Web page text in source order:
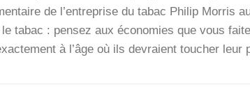
de l’en­tre­prise du tabac Phi­lip Mor­ris
tabac : pen­sez aux éco­no­mies que vous
à l’âge où ils devraient tou­cher leur